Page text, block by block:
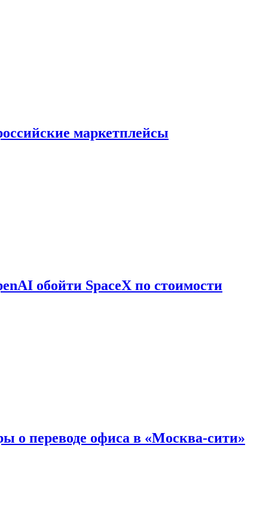
маркетплейсы
обойти SpaceX по стоимости
о переводе офиса в «Москва-сити»